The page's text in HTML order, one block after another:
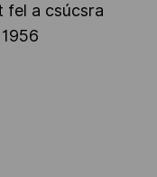
fel a csúcsra